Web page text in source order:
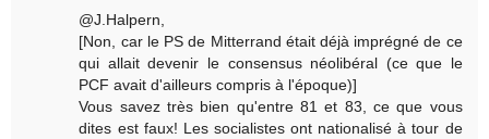
@J.Halpern,
[Non, car le PS de Mitterrand était déjà imprégné de ce
qui allait devenir le consensus néolibéral (ce que le
PCF avait d'ailleurs compris à l'époque)]
Vous savez très bien qu'entre 81 et 83, ce que vous
dites est faux! Les socialistes ont nationalisé à tour de